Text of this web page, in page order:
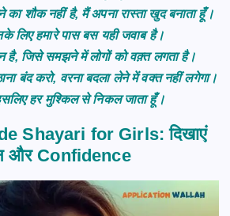
शौक नहीं है, मैं अपना रास्ता खुद बनाता हूँ।
लिए हमारे पास बस यही जवाब है।
है, जिसे समझने में लोगों को वक़्त लगता है।
बंद करो, वरना बदला लेने में वक्त नहीं लगेगा।
हर मुश्किल से निकल जाता हूँ।
Shayari for Girls: दिखाएं
और Confidence